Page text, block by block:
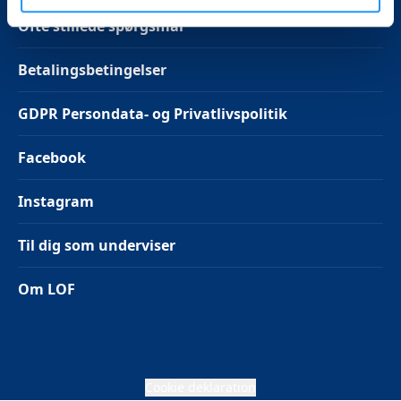
Ofte stillede spørgsmål
Betalingsbetingelser
GDPR Persondata- og Privatlivspolitik
Facebook
Instagram
Til dig som underviser
Om LOF